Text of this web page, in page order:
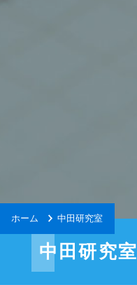
ホーム 中田研究室
中田研究室